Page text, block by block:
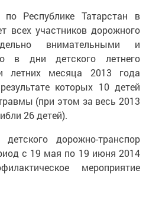
Республике Татарстан в
всех участников дорожного
внимательными и
в дни детского летнего
летних месяца 2013 года
которых 10 детей
(при этом за весь 2013
26 детей).
дорожно-транспор
с 19 мая по 19 июня 2014
мероприятие